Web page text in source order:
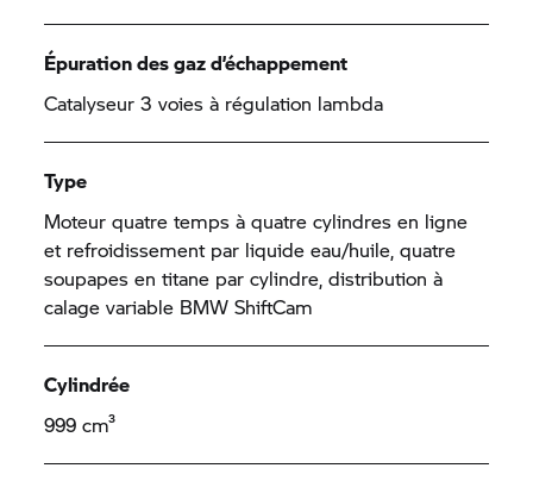
Épuration des gaz d’échappement
Catalyseur 3 voies à régulation lambda
Type
Moteur quatre temps à quatre cylindres en ligne
et refroidissement par liquide eau/huile, quatre
soupapes en titane par cylindre, distribution à
calage variable BMW ShiftCam
Cylindrée
999 cm³